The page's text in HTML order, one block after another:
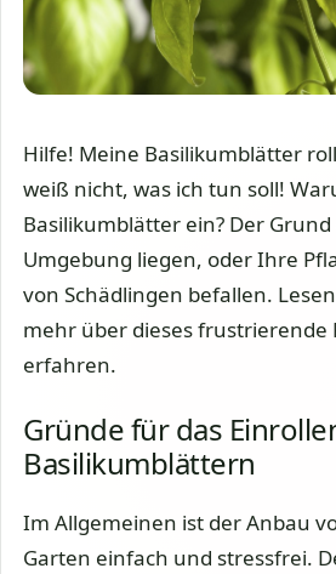
Hilfe! Meine Basilikumblätter
weiß nicht, was ich tun soll!
Basilikumblätter ein? Der
Umgebung liegen, oder Ihre
von Schädlingen befallen.
mehr über dieses frustrierende
erfahren.
Gründe für das
Basilikumblättern
Im Allgemeinen ist der Anbau
Garten einfach und stressfrei.